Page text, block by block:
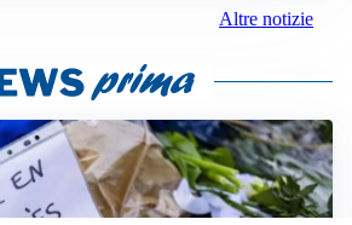
Altre notizie